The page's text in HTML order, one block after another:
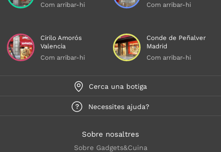
Com arribar-hi
Com arribar-hi
Cirilo Amorós
Valencia
Com arribar-hi
Conde de Peñalver
Madrid
Com arribar-hi
Cerca una botiga
Necessites ajuda?
Sobre nosaltres
Sobre Gadgets&Cuina